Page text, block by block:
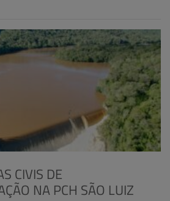
CIVIS DE
NA PCH SÃO LUIZ